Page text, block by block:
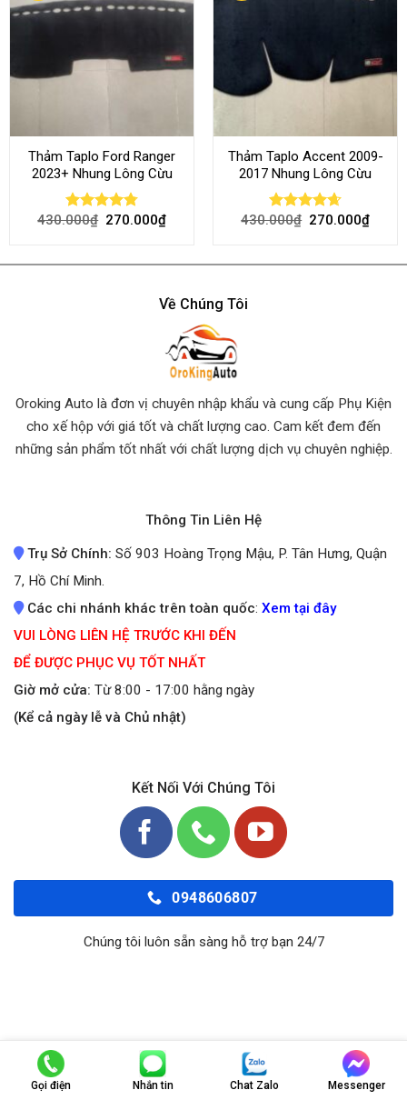
Thảm Taplo Ford Ranger
2023+ Nhung Lông Cừu
Rated 4.80
430.000₫ 270.000₫
Thảm Taplo Accent 2009-
2017 Nhung Lông Cừu
Rated 4.64
430.000₫ 270.000₫
Về Chúng Tôi
Oroking Auto là đơn vị chuyên nhập khẩu và cung cấp Phụ Kiện
cho xế hộp với giá tốt và chất lượng cao. Cam kết đem đến
những sản phẩm tốt nhất với chất lượng dịch vụ chuyên nghiệp.
Thông Tin Liên Hệ
Trụ Sở Chính: Số 903 Hoàng Trọng Mậu, P. Tân Hưng, Quận
7, Hồ Chí Minh.
Các chi nhánh khác trên toàn quốc: Xem tại đây
VUI LÒNG LIÊN HỆ TRƯỚC KHI ĐẾN
ĐỂ ĐƯỢC PHỤC VỤ TỐT NHẤT
Giờ mở cửa: Từ 8:00 - 17:00 hằng ngày
(Kể cả ngày lễ và Chủ nhật)
Kết Nối Với Chúng Tôi
0948606807
Chúng tôi luôn sẵn sàng hỗ trợ bạn 24/7
Copyright 2026 © Orokingauto.Com
Gọi điện Nhắn tin Chat Zalo Messenger